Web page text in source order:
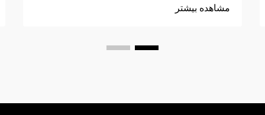
می‌کنند که ضمن تضمین ایمنی، بازدهی را به
ماشین به عنوان گزینه ترجیحی برای
مشاهده بیشتر